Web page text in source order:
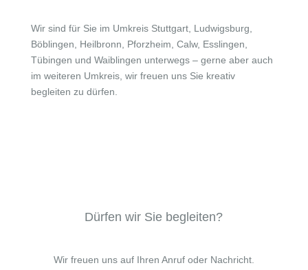
Wir sind für Sie im Umkreis Stuttgart, Ludwigsburg,
Böblingen, Heilbronn, Pforzheim, Calw, Esslingen,
Tübingen und Waiblingen unterwegs – gerne aber auch
im weiteren Umkreis, wir freuen uns Sie kreativ
begleiten zu dürfen.
Dürfen wir Sie begleiten?
Wir freuen uns auf Ihren Anruf oder Nachricht.